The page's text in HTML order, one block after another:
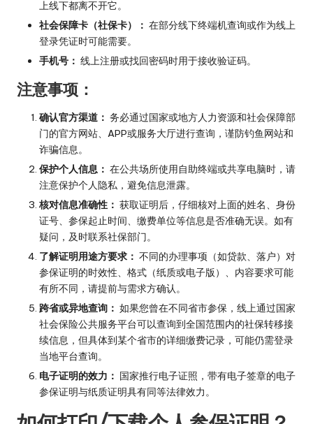
上线下都离不开它。
社会保障卡（社保卡）： 在部分线下终端机查询或作为线上
登录凭证时可能需要。
手机号： 线上注册或找回密码时用于接收验证码。
注意事项：
确认官方渠道： 务必通过国家或地方人力资源和社会保障部
门的官方网站、APP或服务大厅进行查询，谨防钓鱼网站和
诈骗信息。
保护个人信息： 在公共场所使用自助终端或共享电脑时，请
注意保护个人隐私，避免信息泄露。
核对信息准确性： 获取证明后，仔细核对上面的姓名、身份
证号、参保起止时间、缴费单位等信息是否准确无误。如有
疑问，及时联系社保部门。
了解证明用途方要求： 不同的办理事项（如贷款、落户）对
参保证明的时效性、格式（纸质或电子版）、内容要求可能
有所不同，请提前与需求方确认。
跨省或异地查询： 如果您曾在不同省市参保，线上通过国家
社会保险公共服务平台可以查询到全国范围内的社保转移接
续信息，但具体到某个省市的详细缴费记录，可能仍需登录
当地平台查询。
电子证明的效力： 国家推行电子证照，带有电子签章的电子
参保证明与纸质证明具有同等法律效力。